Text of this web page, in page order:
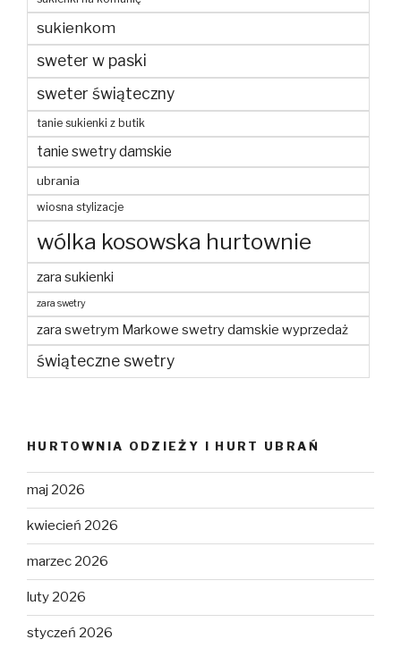
sukienkom
sweter w paski
sweter świąteczny
tanie sukienki z butik
tanie swetry damskie
ubrania
wiosna stylizacje
wólka kosowska hurtownie
zara sukienki
zara swetry
zara swetrym Markowe swetry damskie wyprzedaż
świąteczne swetry
HURTOWNIA ODZIEŻY I HURT UBRAŃ
maj 2026
kwiecień 2026
marzec 2026
luty 2026
styczeń 2026